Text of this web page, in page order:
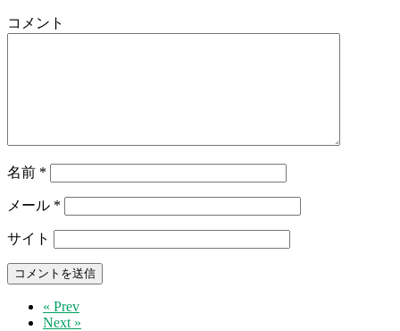
コメント
名前 *
メール *
サイト
« Prev
Next »